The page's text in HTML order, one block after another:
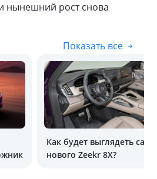
нынешний рост снова
Показать все
Как будет выглядеть салон
нового Zeekr 8X?